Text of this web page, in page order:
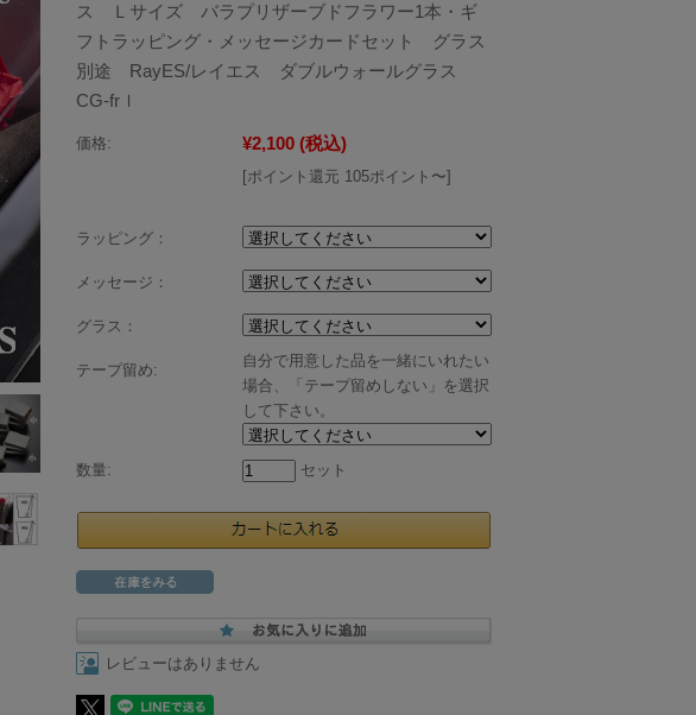
ス Ｌサイズ バラプリザーブドフラワー1本・ギ
フトラッピング・メッセージカードセット グラス
別途 RayES/レイエス ダブルウォールグラス
CG-frｌ
価格: ¥2,100 (税込)
[ポイント還元 105ポイント〜]
ラッピング：
メッセージ：
グラス：
テープ留め:
自分で用意した品を一緒にいれたい
場合、「テープ留めしない」を選択
して下さい。
数量: セット
レビューはありません